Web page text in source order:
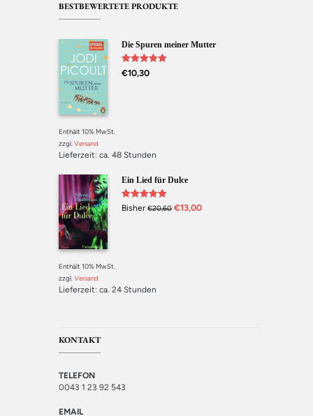
BESTBEWERTETE PRODUKTE
Die Spuren meiner Mutter
Bewertet mit
5.00 von 5
€10,30
Enthält 10% MwSt.
zzgl. Versand
Lieferzeit: ca. 48 Stunden
Ein Lied für Dulce
Bewertet mit
von 5
Bisher €20,60 €13,00
Enthält 10% MwSt.
zzgl. Versand
Lieferzeit: ca. 24 Stunden
KONTAKT
TELEFON
0043 1 23 92 543
EMAIL